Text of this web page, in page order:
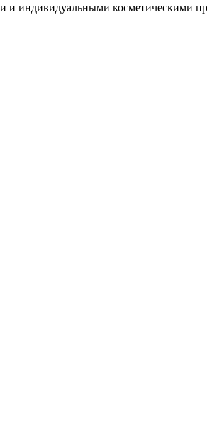
и индивидуальными косметическими